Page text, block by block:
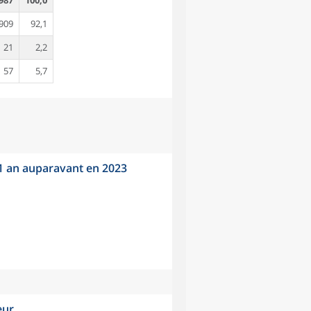
92,1
21
2,2
57
5,7
an auparavant en 2023